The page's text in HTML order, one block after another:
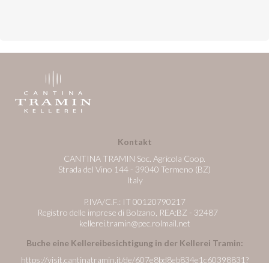
Kontakt
CANTINA TRAMIN Soc. Agricola Coop.
Strada del Vino 144 - 39040 Termeno (BZ)
Italy
P.IVA/C.F.: IT 00120790217
Registro delle imprese di Bolzano, REA:BZ - 32487
kellerei.tramin@pec.rolmail.net
Buche eine Kellereibesichtigung in der Kellerei Tramin:
https://visit.cantinatramin.it/de/607e8bd8eb834e1c60398831?